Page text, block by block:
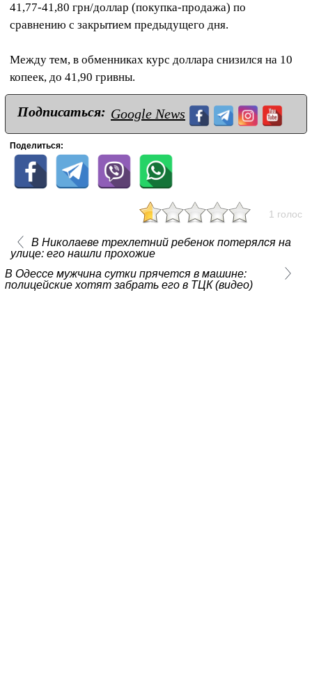
41,77-41,80 грн/доллар (покупка-продажа) по
сравнению с закрытием предыдущего дня.
Между тем, в обменниках курс доллара снизился на 10
копеек, до 41,90 гривны.
Подписаться: Google News
Поделиться:
1 голос
В Николаеве трехлетний ребенок потерялся на
улице: его нашли прохожие
В Одессе мужчина сутки прячется в машине:
полицейские хотят забрать его в ТЦК (видео)